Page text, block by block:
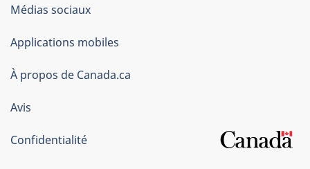
Organisation
du
gouvernement
du
Canada
Médias sociaux
Applications mobiles
À propos de Canada.ca
Avis
Confidentialité